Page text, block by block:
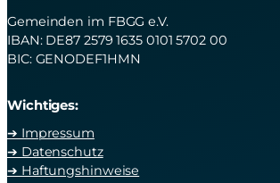
Gemeinden im FBGG e.V.
IBAN: DE87 2579 1635 0101 5702 00
BIC: GENODEF1HMN
Wichtiges:
➔ Impressum
➔ Datenschutz
➔ Haftungshinweise